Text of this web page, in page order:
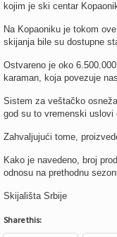
kojim je ski centar
Na Kopaoniku je tokom
skijanja bile su dostupne
Ostvareno je oko
karaman, koja povezuje
Sistem za veštačko
god su to vremenski uslovi
Zahvaljujući tome,
Kako je navedeno, broj
odnosu na prethodnu
Skijališta Srbije
Share this: